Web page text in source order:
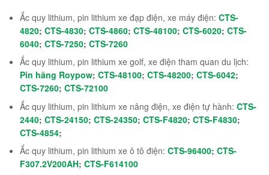
Ắc quy lithium, pin lithium xe đạp điện, xe máy điện:CTS-
4820;CTS-4830;CTS-4860;CTS-48100;CTS-6020;CTS-
6040;CTS-7250;CTS-7260
Ắc quy lithium, pin lithium xe golf, xe điện tham quan du lịch:
Pin hãng Roypow;CTS-48100;CTS-48200;CTS-6042;
CTS-7260;CTS-72100
Ắc quy lithium, pin lithium xe nâng điện, xe điện tự hành:CTS-
2440;CTS-24150;CTS-24350;CTS-F4820;CTS-F4830;
CTS-4854;
Ắc quy lithium, pin lithium xe ô tô điện:CTS-96400;CTS-
F307.2V200AH;CTS-F614100